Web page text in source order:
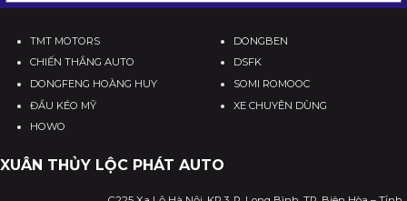
TMT MOTORS
CHIẾN THẮNG AUTO
DONGFENG HOÀNG HUY
ĐẦU KÉO MỸ
HOWO
DONGBEN
DSFK
SOMI ROMOOC
XE CHUYÊN DÙNG
XUÂN THỦY LỘC PHÁT AUTO